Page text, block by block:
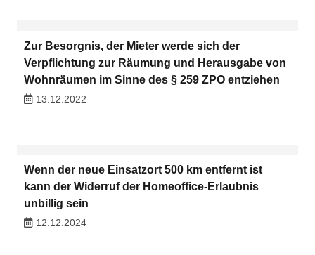
Zur Besorgnis, der Mieter werde sich der
Verpflichtung zur Räumung und Herausgabe von
Wohnräumen im Sinne des § 259 ZPO entziehen
13.12.2022
Wenn der neue Einsatzort 500 km entfernt ist
kann der Widerruf der Homeoffice-Erlaubnis
unbillig sein
12.12.2024